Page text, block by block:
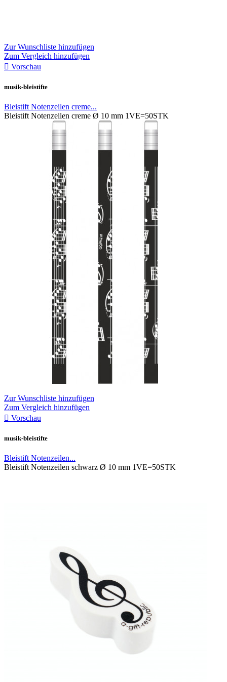
Zur Wunschliste hinzufügen
Zum Vergleich hinzufügen
 Vorschau
musik-bleistifte
Bleistift Notenzeilen creme...
Bleistift Notenzeilen creme Ø 10 mm 1VE=50STK
Zur Wunschliste hinzufügen
Zum Vergleich hinzufügen
 Vorschau
musik-bleistifte
Bleistift Notenzeilen...
Bleistift Notenzeilen schwarz Ø 10 mm 1VE=50STK